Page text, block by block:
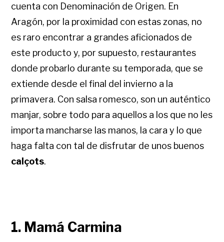
cuenta con Denominación de Origen. En
Aragón, por la proximidad con estas zonas, no
es raro encontrar a grandes aficionados de
este producto y, por supuesto, restaurantes
donde probarlo durante su temporada, que se
extiende desde el final del invierno a la
primavera. Con salsa romesco, son un auténtico
manjar, sobre todo para aquellos a los que no les
importa mancharse las manos, la cara y lo que
haga falta con tal de disfrutar de unos buenos
calçots.
1. Mamá Carmina